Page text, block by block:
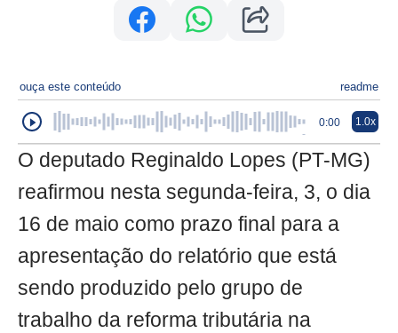
ouça este conteúdo readme
0:00 1.0x
O deputado Reginaldo Lopes (PT-MG)
reafirmou nesta segunda-feira, 3, o dia
16 de maio como prazo final para a
apresentação do relatório que está
sendo produzido pelo grupo de
trabalho da reforma tributária na